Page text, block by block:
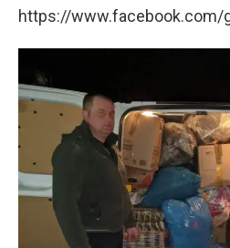
https://www.facebook.com/